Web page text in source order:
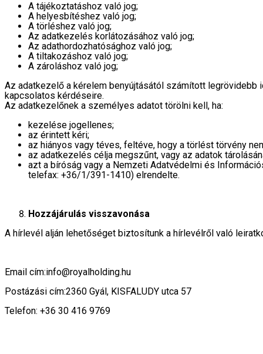
A tájékoztatáshoz való jog;
A helyesbítéshez való jog;
A törléshez való jog;
Az adatkezelés korlátozásához való jog;
Az adathordozhatósághoz való jog;
A tiltakozáshoz való jog;
A zároláshoz való jog;
Az adatkezelő a kérelem benyújtásától számított
kapcsolatos kérdéseire.
Az adatkezelőnek a személyes adatot törölni kell, ha:
kezelése jogellenes;
az érintett kéri;
az hiányos vagy téves, feltéve, hogy a törlést törvény
az adatkezelés célja megszűnt, vagy az adatok
azt a bíróság vagy a Nemzeti Adatvédelmi és
telefax: +36/1/391-1410) elrendelte.
Hozzájárulás visszavonása
A hírlevél alján lehetőséget biztosítunk a hírlevélről való
Email cím:info@royalholding.hu
Postázási cím:2360 Gyál, KISFALUDY utca 57
Telefon: +36 30 416 9769